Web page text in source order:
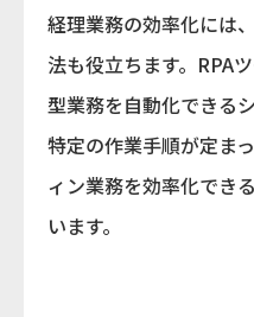
経理業務の効率化には
法も役立ちます。RPA
型業務を自動化できる
特定の作業手順が定ま
ィン業務を効率化でき
います。